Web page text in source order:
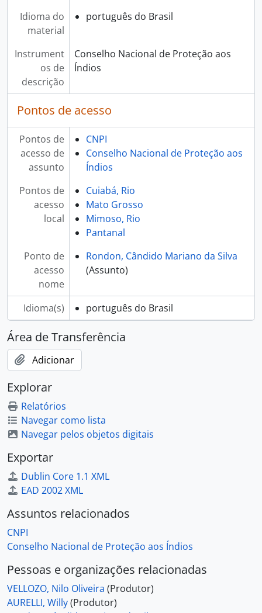
Idioma do
material
português do Brasil
Instrument
os de
descrição
Conselho Nacional de Proteção aos
Índios
Pontos de acesso
Pontos de
acesso de
assunto
CNPI
Conselho Nacional de Proteção aos
Índios
Pontos de
acesso
local
Cuiabá, Rio
Mato Grosso
Mimoso, Rio
Pantanal
Ponto de
acesso
nome
Rondon, Cândido Mariano da Silva
(Assunto)
Idioma(s) português do Brasil
Área de Transferência
Adicionar
Explorar
Relatórios
Navegar como lista
Navegar pelos objetos digitais
Exportar
Dublin Core 1.1 XML
EAD 2002 XML
Assuntos relacionados
CNPI
Conselho Nacional de Proteção aos Índios
Pessoas e organizações relacionadas
VELLOZO, Nilo Oliveira (Produtor)
AURELLI, Willy(Produtor)